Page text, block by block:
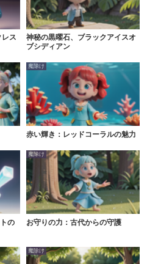
ス
神秘の黒曜石、ブラックアイスオ
ブシディアン
魔除け
赤い輝き：レッドコーラルの魅力
の
魔除け
お守りの力：古代からの守護
魔除け